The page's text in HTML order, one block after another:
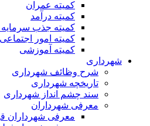
کمیته عمران
کمیته درآمد
کمیته جذب سرمایه
کمیته امور اجتماعی
کمیته آموزشی
شهرداری
شرح وظائف شهرداری
تاریخچه شهرداری
سند چشم انداز شهرداری
معرفی شهرداران
معرفی شهرداران